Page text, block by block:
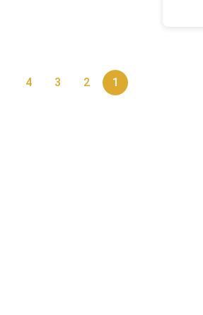
1
2
3
4